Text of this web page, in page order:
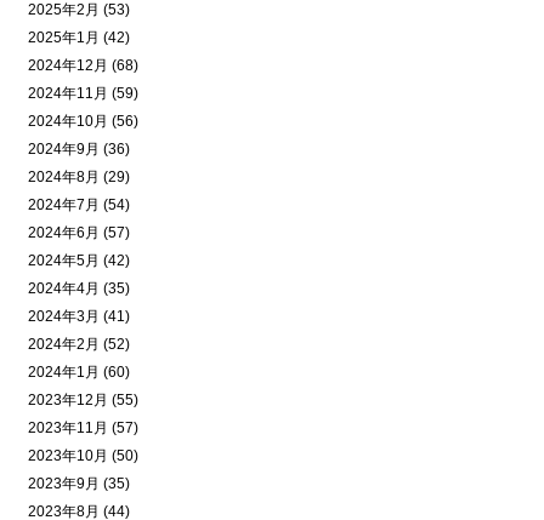
2025年2月 (53)
2025年1月 (42)
2024年12月 (68)
2024年11月 (59)
2024年10月 (56)
2024年9月 (36)
2024年8月 (29)
2024年7月 (54)
2024年6月 (57)
2024年5月 (42)
2024年4月 (35)
2024年3月 (41)
2024年2月 (52)
2024年1月 (60)
2023年12月 (55)
2023年11月 (57)
2023年10月 (50)
2023年9月 (35)
2023年8月 (44)